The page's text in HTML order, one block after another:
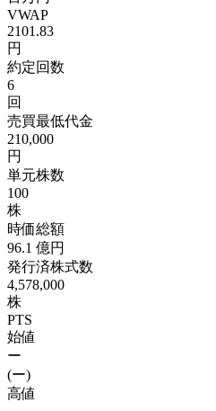
VWAP
2101.83
円
約定回数
6
回
売買最低代金
210,000
円
単元株数
100
株
時価総額
96.1 億円
発行済株式数
4,578,000
株
PTS
始値
ー
(ー)
高値